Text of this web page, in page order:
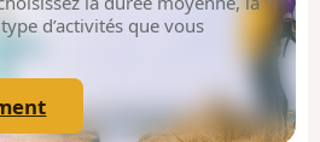
privés.
d’activités que vous